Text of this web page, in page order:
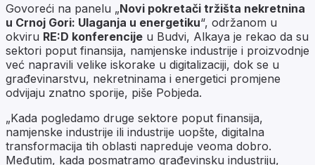
Govoreći na panelu „Novi pokretači tržišta nekretnina
u Crnoj Gori: Ulaganja u energetiku“, održanom u
okviru RE:D konferencije u Budvi, Alkaya je rekao da su
sektori poput finansija, namjenske industrije i proizvodnje
već napravili velike iskorake u digitalizaciji, dok se u
građevinarstvu, nekretninama i energetici promjene
odvijaju znatno sporije, piše Pobjeda.
„Kada pogledamo druge sektore poput finansija,
namjenske industrije ili industrije uopšte, digitalna
transformacija tih oblasti napreduje veoma dobro.
Međutim, kada posmatramo građevinsku industriju,